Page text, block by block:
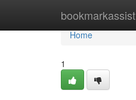
bookmarkassist
Home
Home
1